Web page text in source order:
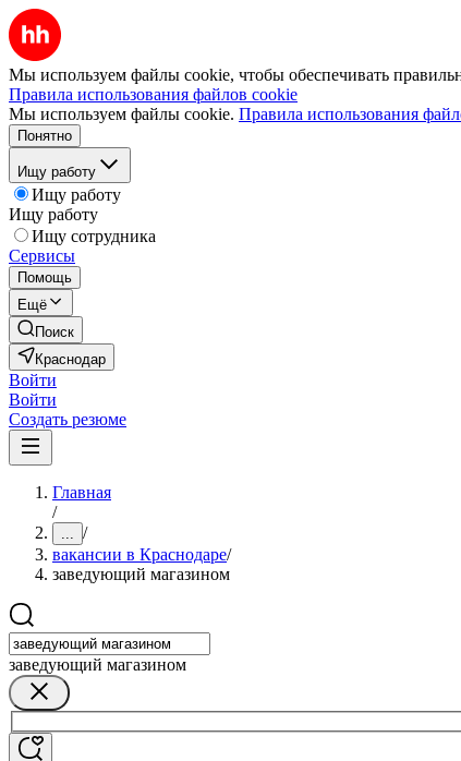
Мы используем файлы cookie, чтобы обеспечивать
Правила использования файлов cookie
Мы используем файлы cookie. Правила использования
Понятно
Ищу работу
Ищу работу
Ищу работу
Ищу сотрудника
Сервисы
Помощь
Ещё
Поиск
Краснодар
Войти
Войти
Создать резюме
Главная
/
... /
вакансии в Краснодаре/
заведующий магазином
заведующий магазином